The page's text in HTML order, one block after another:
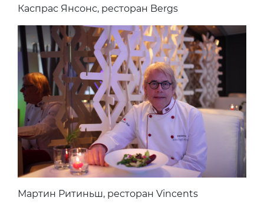
Каспрас Янсонс, ресторан Bergs
Мартин Ритиньш, ресторан Vincents